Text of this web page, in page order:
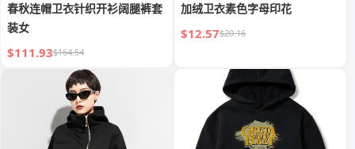
春秋连帽卫衣针织开衫阔腿裤套
装女
$111.93$164.54
加绒卫衣素色字母印花
$12.57$20.16